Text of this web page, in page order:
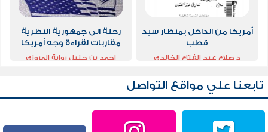
أمريكا من الداخل بمنظار سيد
قطب
د صلاح عبد الفتاح الخالدي
رحلة الى جمهورية النظرية
مقاربات لقراءة وجه أمريكا
الثقافي
احمد بن حنبل رواية المروزي
تابعنا علي مواقع التواصل